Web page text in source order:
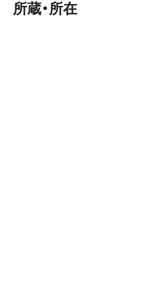
所蔵・所在